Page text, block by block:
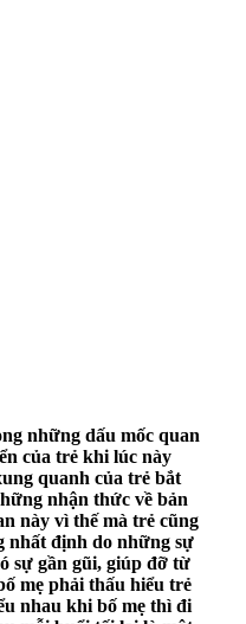
những dấu mốc quan
của trẻ khi lúc này
quanh của trẻ bắt
nhận thức về bản
này vì thế mà trẻ cũng
nhất định do những sự
sự gần gũi, giúp đỡ từ
mẹ phải thấu hiểu trẻ
nhau khi bố mẹ thì đi